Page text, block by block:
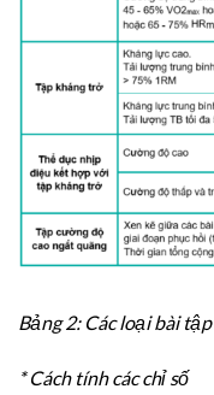
Bảng 2: Các loại bài tập
* Cách tính các chỉ số